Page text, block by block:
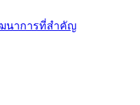
นาการที่สำคัญ